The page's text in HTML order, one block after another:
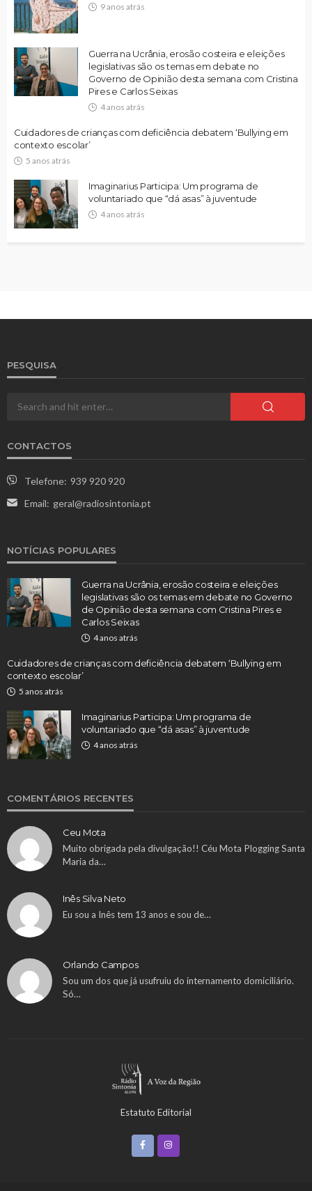
9 anos atrás
Guerra na Ucrânia, erosão costeira e eleições
legislativas são os temas em debate no
Governo de Opinião desta semana com Cristina
Pires e Carlos Seixas
4 anos atrás
Cuidadores de crianças com deficiência debatem ‘Bullying em
contexto escolar’
5 anos atrás
Imaginarius Participa: Um programa de
voluntariado que “dá asas” à juventude
4 anos atrás
PESQUISA
CONTACTOS
Telefone: 939 920 920
Email: geral@radiosintonia.pt
NOTÍCIAS POPULARES
Guerra na Ucrânia, erosão costeira e eleições
legislativas são os temas em debate no Governo
de Opinião desta semana com Cristina Pires e
Carlos Seixas
4 anos atrás
Cuidadores de crianças com deficiência debatem ‘Bullying em
contexto escolar’
5 anos atrás
Imaginarius Participa: Um programa de
voluntariado que “dá asas” à juventude
4 anos atrás
COMENTÁRIOS RECENTES
Ceu Mota
Muito obrigada pela divulgação!! Céu Mota Plogging Santa
Maria da…
Inês Silva Neto
Eu sou a Inês tem 13 anos e sou de…
Orlando Campos
Sou um dos que já usufruiu do internamento domiciliário.
Só…
Estatuto Editorial